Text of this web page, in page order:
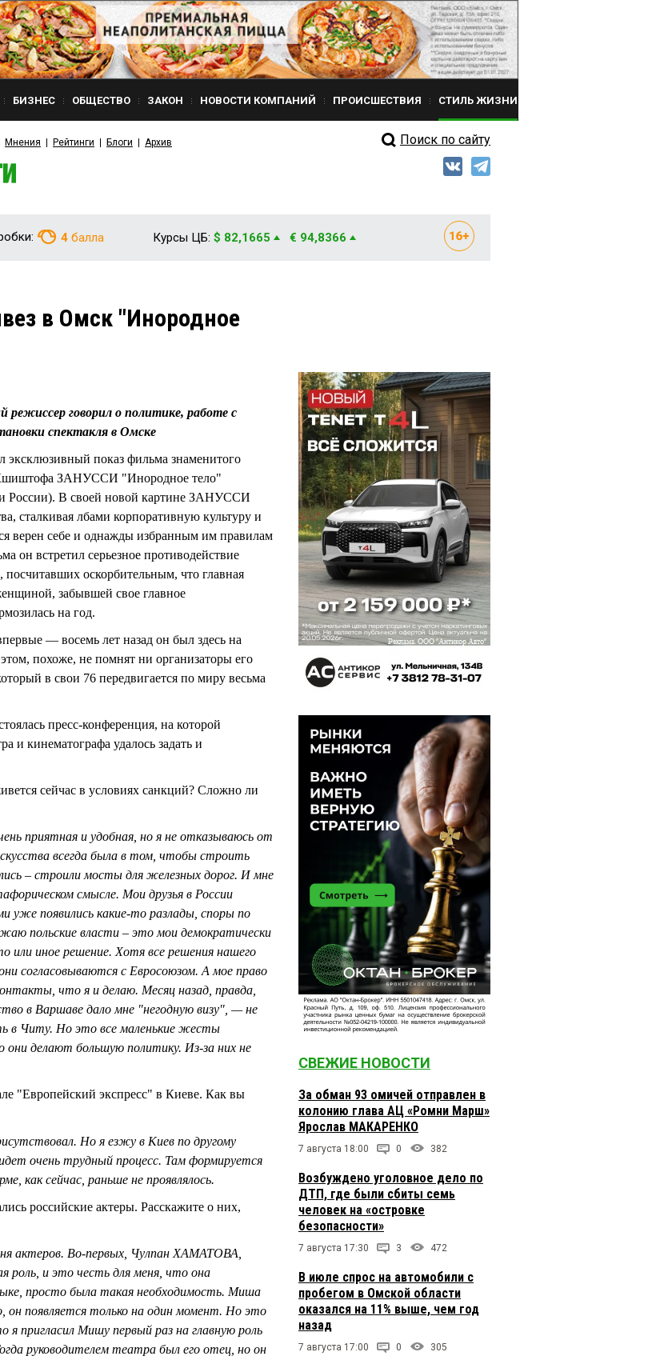
БИЗНЕС ОБЩЕСТВО ЗАКОН НОВОСТИ КОМПАНИЙ ПРОИСШЕСТВИЯ СТИЛЬ ЖИЗНИ
Мнения Рейтинги Блоги Архив Поиск по сайту
4 балла Курсы ЦБ: $ 82,1665 € 94,8366
в Омск "Инородное
режиссер говорил о политике, работе с
спектакля в Омске
эксклюзивный показ фильма знаменитого
Кшиштофа ЗАНУССИ "Инородное тело"
России). В своей новой картине ЗАНУССИ
сталкивая лбами корпоративную культуру и
верен себе и однажды избранным им правилам
он встретил серьезное противодействие
оскорбительным, что главная
забывшей свое главное
на год.
— восемь лет назад он был здесь на
похоже, не помнят ни организаторы его
в свои 76 передвигается по миру весьма
пресс-конференция, на которой
и кинематографа удалось задать и
сейчас в условиях санкций? Сложно ли
приятная и удобная, но я не отказываюсь от
всегда была в том, чтобы строить
– строили мосты для железных дорог. И мне
смысле. Мои друзья в России
уже появились какие-то разлады, споры по
польские власти – это мои демократически
или иное решение. Хотя все решения нашего
согласовываются с Евросоюзом. А мое право
что я и делаю. Месяц назад, правда,
в Варшаве дало мне "негодную визу", — не
в Читу. Но это все маленькие жесты
делают большую политику. Из-за них не
"Европейский экспресс" в Киеве. Как вы
Но я езжу в Киев по другому
очень трудный процесс. Там формируется
как сейчас, раньше не проявлялось.
российские актеры. Расскажите о них,
актеров. Во-первых, Чулпан ХАМАТОВА,
роль, и это честь для меня, что она
просто была такая необходимость. Миша
появляется только на один момент. Но это
пригласил Мишу первый раз на главную роль
руководителем театра был его отец, но он
СВЕЖИЕ НОВОСТИ
За обман 93 омичей отправлен в
колонию глава АЦ «Ромни Марш»
Ярослав МАКАРЕНКО
7 августа 18:00 0 382
Возбуждено уголовное дело по
ДТП, где были сбиты семь
человек на «островке
безопасности»
7 августа 17:30 3 472
В июле спрос на автомобили с
пробегом в Омской области
оказался на 11% выше, чем год
назад
7 августа 17:00 0 305